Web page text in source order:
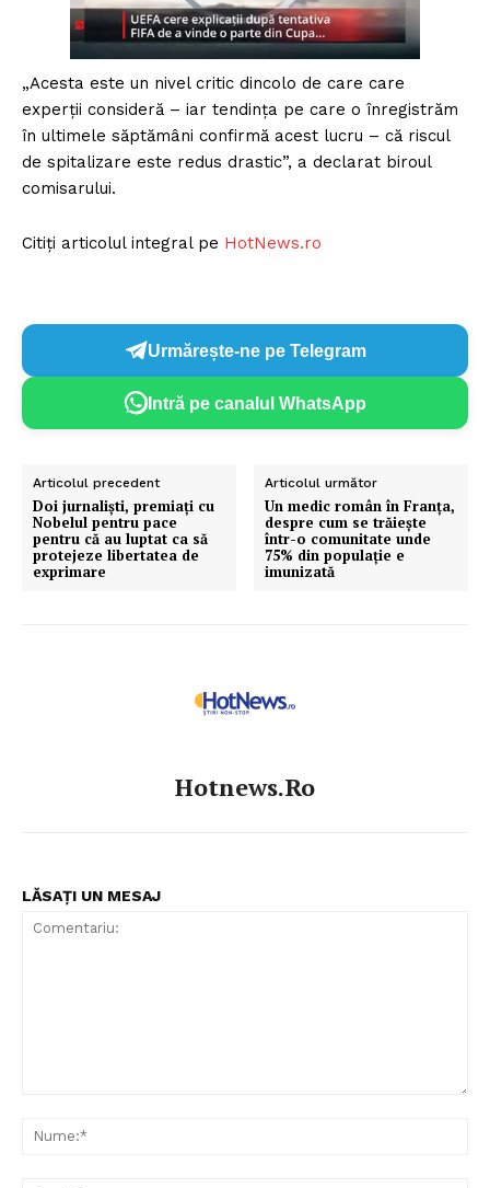
„Acesta este un nivel critic dincolo de care care
experţii consideră – iar tendinţa pe care o înregistrăm
în ultimele săptămâni confirmă acest lucru – că riscul
de spitalizare este redus drastic”, a declarat biroul
comisarului.
Citiți articolul integral pe HotNews.ro
Urmărește-ne pe Telegram
Intră pe canalul WhatsApp
Articolul precedent
Doi jurnaliști, premiați cu
Nobelul pentru pace
pentru că au luptat ca să
protejeze libertatea de
exprimare
Articolul următor
Un medic român în Franța,
despre cum se trăieşte
într-o comunitate unde
75% din populație e
imunizată
Hotnews.ro
LĂSAȚI UN MESAJ